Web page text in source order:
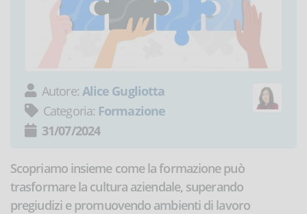
Autore: Alice Gugliotta
Categoria: Formazione
31/07/2024
Scopriamo insieme come la formazione può
trasformare la cultura aziendale, superando
pregiudizi e promuovendo ambienti di lavoro